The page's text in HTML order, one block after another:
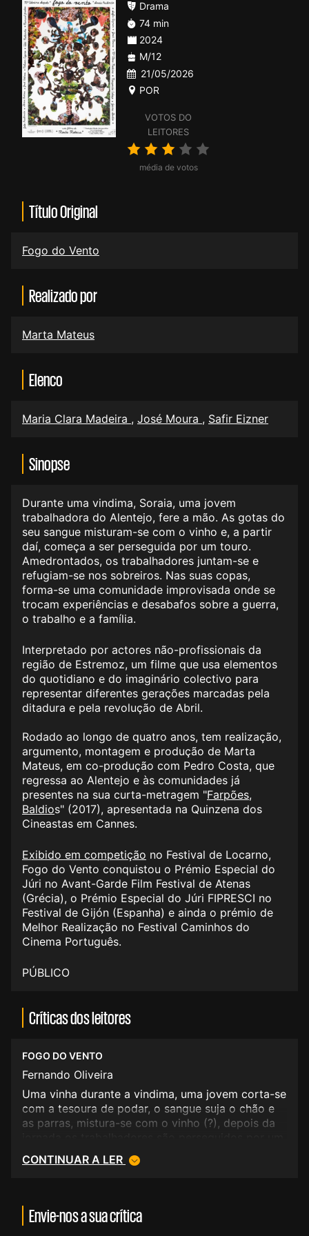
VOTOS DO
LEITORES
média de votos
Drama
74 min
2024
M/12
21/05/2026
POR
Título Original
Fogo do Vento
Realizado por
Marta Mateus
Elenco
Maria Clara Madeira , José Moura , Safir Eizner
Sinopse
Durante uma vindima, Soraia, uma jovem
trabalhadora do Alentejo, fere a mão. As gotas do
seu sangue misturam-se com o vinho e, a partir
daí, começa a ser perseguida por um touro.
Amedrontados, os trabalhadores juntam-se e
refugiam-se nos sobreiros. Nas suas copas,
forma-se uma comunidade improvisada onde se
trocam experiências e desabafos sobre a guerra,
o trabalho e a família.
Interpretado por actores não-profissionais da
região de Estremoz, um filme que usa elementos
do quotidiano e do imaginário colectivo para
representar diferentes gerações marcadas pela
ditadura e pela revolução de Abril.
Rodado ao longo de quatro anos, tem realização,
argumento, montagem e produção de Marta
Mateus, em co-produção com Pedro Costa, que
regressa ao Alentejo e às comunidades já
presentes na sua curta-metragem "Farpões,
Baldios" (2017), apresentada na Quinzena dos
Cineastas em Cannes.
Exibido em competição no Festival de Locarno,
Fogo do Vento conquistou o Prémio Especial do
Júri no Avant-Garde Film Festival de Atenas
(Grécia), o Prémio Especial do Júri FIPRESCI no
Festival de Gijón (Espanha) e ainda o prémio de
Melhor Realização no Festival Caminhos do
Cinema Português.
PÚBLICO
Críticas dos leitores
FOGO DO VENTO
Fernando Oliveira
Uma vinha durante a vindima, uma jovem corta-se
com a tesoura de podar, o sangue suja o chão e
as parras, mistura-se com o vinho (?), depois da
sobreiros. Aqueles homens e aquelas mulheres
noite. Tudo isto nos é mostrado num realismo
muito limpo e muito bonito, na forma como capta
CONTINUAR A LER
Envie-nos a sua crítica